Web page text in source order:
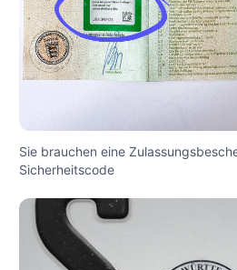
Sie brauchen eine
Sicherheitscode